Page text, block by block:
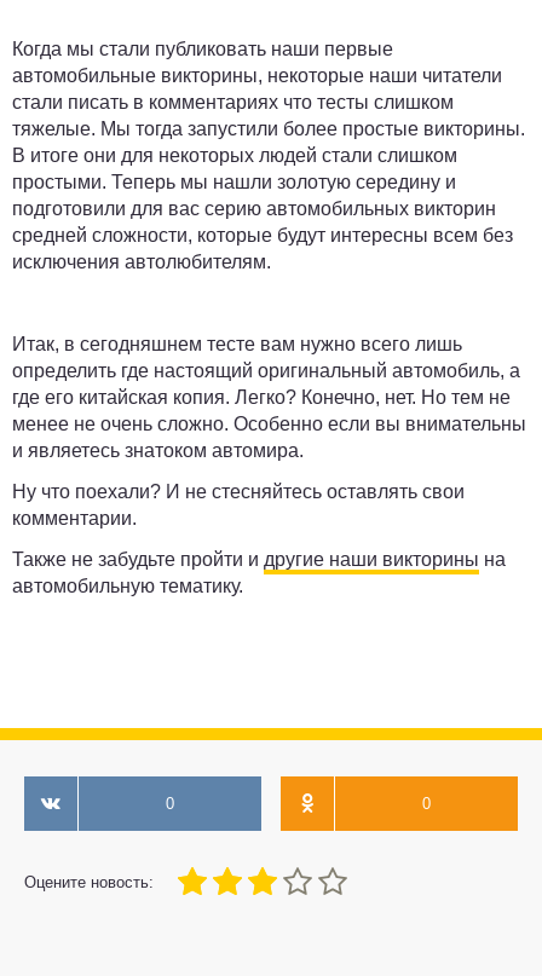
Когда мы стали публиковать наши первые
автомобильные викторины, некоторые наши читатели
стали писать в комментариях что тесты слишком
тяжелые. Мы тогда запустили более простые викторины.
В итоге они для некоторых людей стали слишком
простыми. Теперь мы нашли золотую середину и
подготовили для вас серию автомобильных викторин
средней сложности, которые будут интересны всем без
исключения автолюбителям.
Итак, в сегодняшнем тесте вам нужно всего лишь
определить где настоящий оригинальный автомобиль, а
где его китайская копия. Легко? Конечно, нет. Но тем не
менее не очень сложно. Особенно если вы внимательны
и являетесь знатоком автомира.
Ну что поехали? И не стесняйтесь оставлять свои
комментарии.
Также не забудьте пройти и другие наши викторины на
автомобильную тематику.
0 0
Оцените новость:
60
1 3 4 5